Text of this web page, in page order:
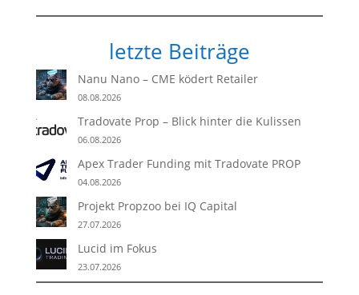
letzte Beiträge
Nanu Nano – CME ködert Retailer
08.08.2026
Tradovate Prop – Blick hinter die Kulissen
06.08.2026
Apex Trader Funding mit Tradovate PROP
04.08.2026
Projekt Propzoo bei IQ Capital
27.07.2026
Lucid im Fokus
23.07.2026